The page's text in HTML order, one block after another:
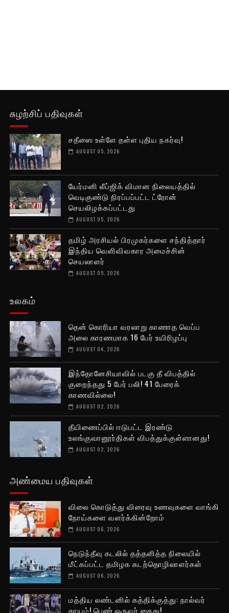
சுழற்சிப் பதிவுகள்
சதீஸை உள்ளே தள்ள புதிய நகர்வு!
AUGUST 05, 2026
யேர்மனி லீப்ஜிக் விமான நிலையத்தில்
வெடிகுண்டு நிரப்பப்பட்ட ட்ரோன்
செயலிழக்கப்பட்டது
AUGUST 05, 2026
தமிழ் அரசியல் பிரமுகர்களை சந்தித்தார்
இந்திய வெளிவிவகார அமைச்சின்
செயலாளர்
AUGUST 05, 2026
உலகம்
தென் கொரியா வரலாறு காணாத வெப்ப
அலை காரணமாக 16 பேர் உயிரிழப்பு
AUGUST 04, 2026
இந்தோனேசியாவில் படகு தீ விபத்தில்
குறைந்தது 5 பேர் பலி! 41 பேரைக்
காணவில்லை!
AUGUST 02, 2026
தீயிணைப்பில் ஈடுபட்ட இரண்டு
உலங்குவானூர்திகள் விபத்துக்குள்ளானது!
AUGUST 02, 2026
அண்மைய பதிவுகள்
விலை கொடுத்து விரைவு உணவுகளை வாங்கி
நோய்களை வளர்க்கின்றோம்
AUGUST 06, 2026
நெடுந்தீவு கடலில் தத்தளித்த நிலையில்
மீட்கப்பட்ட தமிழக கடற்தொழிலாளர்கள்
AUGUST 06, 2026
மத்திய லண்டனில் கத்திக்குத்து: நால்வர்
காயம்! பெண் ஒருவர் கைது!